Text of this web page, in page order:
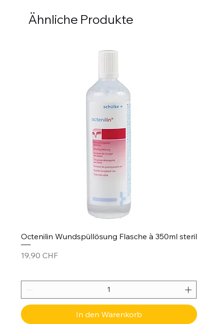
Ähnliche Produkte
Octenilin Wundspüllösung Flasche à 350ml steril
Preis
19,90 CHF
In den Warenkorb